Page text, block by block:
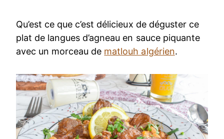
Qu’est ce que c’est délicieux de déguster ce
plat de langues d’agneau en sauce piquante
avec un morceau de matlouh algérien.